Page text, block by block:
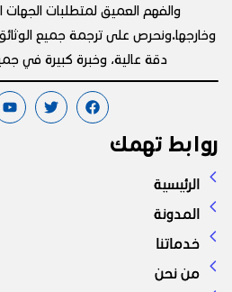
والفهم العميق لمتطلبات
وخارجها.ونحرص على ترجمة جميع
دقة عالية، وخبرة كبيرة في
روابط تهمك
الرئيسية
المدونة
خدماتنا
من نحن